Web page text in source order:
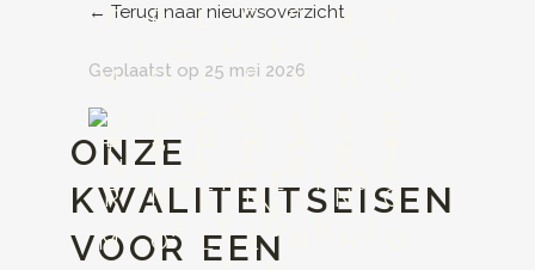
TPLECHT
MOLENHO
BEGRAFE
NISONDE
RNEMING
JACOBS
← Terug naar nieuwsoverzicht
Geplaatst op 25 mei 2026
UITVAAR
TPLECHT
IGHEID
IN
MOLENHO
ONZE
KWALITEITSEISEN
VOOR EEN